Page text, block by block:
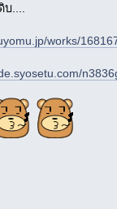
....
works/